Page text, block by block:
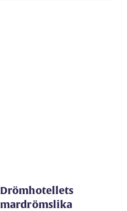
Drömhotellets
mardrömslika